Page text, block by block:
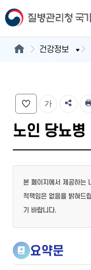
건강정보
가
노인 당뇨병
본 페이지에서 제공하는
적책임은 없음을 밝혀드
기 바랍니다.
요약문